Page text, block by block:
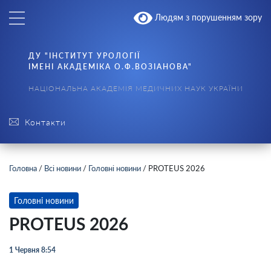
Людям з порушенням зору
Контакти
ДУ "ІНСТИТУТ УРОЛОГІЇ
ІМЕНІ АКАДЕМІКА О.Ф.ВОЗІАНОВА"
НАЦІОНАЛЬНА АКАДЕМІЯ МЕДИЧНИХ НАУК УКРАЇНИ
Головна / Всі новини / Головні новини / PROTEUS 2026
Головні новини
PROTEUS 2026
1 Червня 8:54